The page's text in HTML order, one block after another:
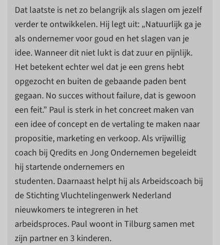
Dat laatste is net zo belangrijk als slagen om jezelf
verder te ontwikkelen. Hij legt uit: „Natuurlijk ga je
als ondernemer voor goud en het slagen van je
idee. Wanneer dit niet lukt is dat zuur en pijnlijk.
Het betekent echter wel dat je een grens hebt
opgezocht en buiten de gebaande paden bent
gegaan. No succes without failure, dat is gewoon
een feit.” Paul is sterk in het concreet maken van
een idee of concept en de vertaling te maken naar
propositie, marketing en verkoop. Als vrijwillig
coach bij Qredits en Jong Ondernemen begeleidt
hij startende ondernemers en
studenten. Daarnaast helpt hij als Arbeidscoach bij
de Stichting Vluchtelingenwerk Nederland
nieuwkomers te integreren in het
arbeidsproces. Paul woont in Tilburg samen met
zijn partner en 3 kinderen.